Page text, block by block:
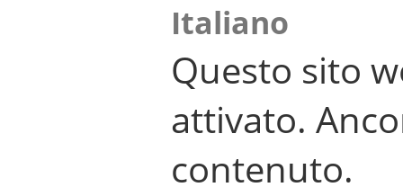
Italiano
Questo sito
attivato.
contenuto.